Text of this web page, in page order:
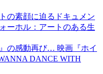
の素顔に迫るドキュメン
ーホル：アートのある生
の感動再び… 映画『ホイ
DANCE WITH